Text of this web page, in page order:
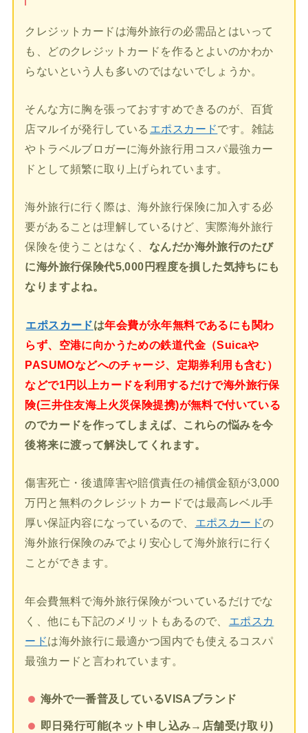
クレジットカードは海外旅行の必需品とはいって
も、どのクレジットカードを作るとよいのかわか
らないという人も多いのではないでしょうか。
そんな方に胸を張っておすすめできるのが、百貨
店マルイが発行している エポスカードです。雑誌
やトラベルブロガーに海外旅行用コスパ最強カー
ドとして頻繁に取り上げられています。
海外旅行に行く際は、海外旅行保険に加入する必
要があることは理解しているけど、実際海外旅行
保険を使うことはなく、 なんだか海外旅行のたび
に海外旅行保険代5,000円程度を損した気持ちにも
なりますよね。
エポスカードは年会費が永年無料であるにも関わ
らず、空港に向かうための鉄道代金（Suicaや
PASUMOなどへのチャージ、定期券利用も含む）
などで1円以上カードを利用するだけで海外旅行保
険(三井住友海上火災保険提携)が無料で付いている
のでカードを作ってしまえば、これらの悩みを今
後将来に渡って解決してくれます。
傷害死亡・後遺障害や賠償責任の補償金額が3,000
万円と無料のクレジットカードでは最高レベル手
厚い保証内容になっているので、
エポスカードの
海外旅行保険のみでより安心して海外旅行に行く
ことができます。
年会費無料で海外旅行保険がついているだけでな
く、他にも下記のメリットもあるので、
エポスカ
ードは海外旅行に最適かつ国内でも使えるコスパ
最強カードと言われています。
海外で一番普及しているVISAブランド
即日発行可能(ネット申し込み→店舗受け取り)